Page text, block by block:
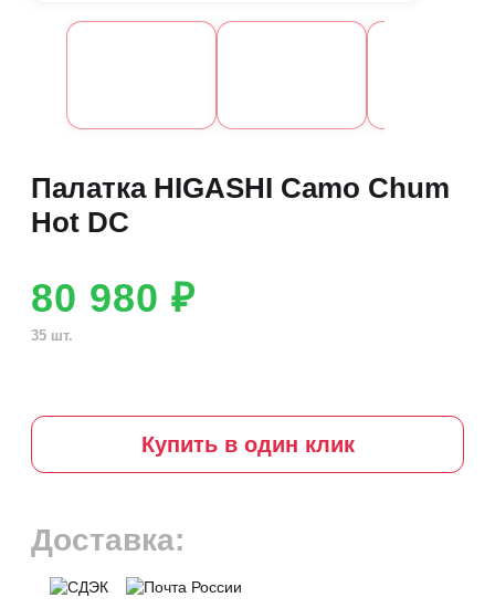
Палатка HIGASHI Camo Chum
Hot DC
80 980 ₽
35 шт.
Купить в один клик
Доставка: